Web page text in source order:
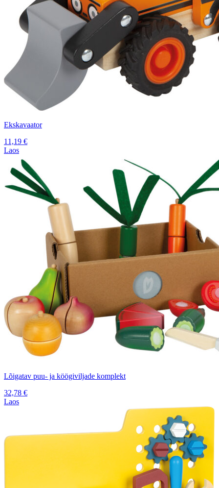
Ekskavaator
11,19 €
Laos
Lõigatav puu- ja köögiviljade komplekt
32,78 €
Laos